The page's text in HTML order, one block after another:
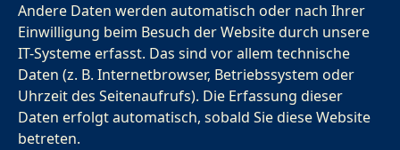
Andere Daten werden automatisch oder nach Ihrer
Einwilligung beim Besuch der Website durch unsere
IT-Systeme erfasst. Das sind vor allem technische
Daten (z. B. Internetbrowser, Betriebssystem oder
Uhrzeit des Seitenaufrufs). Die Erfassung dieser
Daten erfolgt automatisch, sobald Sie diese Website
betreten.